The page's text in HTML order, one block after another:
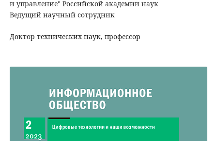
и управление" Российской академии наук
Ведущий научный сотрудник
Доктор технических наук, профессор